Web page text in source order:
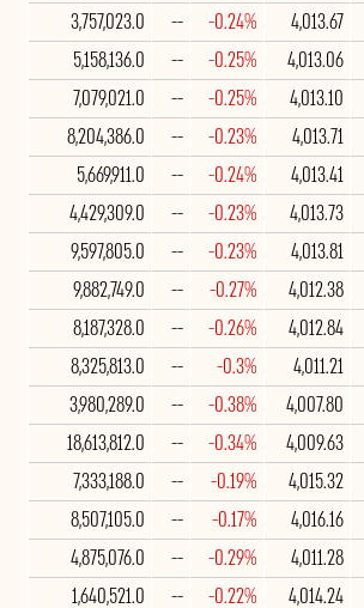
4,013.67
-0.24%
--
3,757,023.0
4,013.06
-0.25%
--
5,158,136.0
4,013.10
-0.25%
--
7,079,021.0
4,013.71
-0.23%
--
8,204,386.0
4,013.41
-0.24%
--
5,669,911.0
4,013.73
-0.23%
--
4,429,309.0
4,013.81
-0.23%
--
9,597,805.0
4,012.38
-0.27%
--
9,882,749.0
4,012.84
-0.26%
--
8,187,328.0
4,011.21
-0.3%
--
8,325,813.0
4,007.80
-0.38%
--
3,980,289.0
4,009.63
-0.34%
--
18,613,812.0
4,015.32
-0.19%
--
7,333,188.0
4,016.16
-0.17%
--
8,507,105.0
4,011.28
-0.29%
--
4,875,076.0
4,014.24
-0.22%
--
1,640,521.0